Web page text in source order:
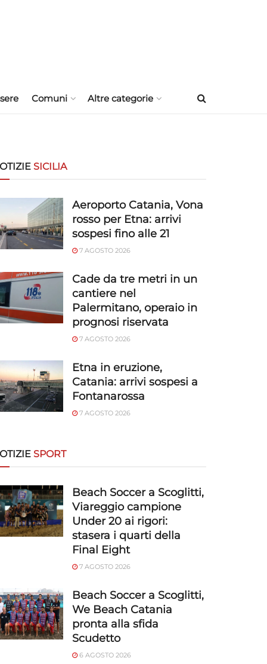
Comuni Altre categorie
SICILIA
Aeroporto Catania, Vona
rosso per Etna: arrivi
sospesi fino alle 21
7 AGOSTO 2026
Cade da tre metri in un
cantiere nel
Palermitano, operaio in
prognosi riservata
7 AGOSTO 2026
Etna in eruzione,
Catania: arrivi sospesi a
Fontanarossa
7 AGOSTO 2026
SPORT
Beach Soccer a Scoglitti,
Viareggio campione
Under 20 ai rigori:
stasera i quarti della
Final Eight
7 AGOSTO 2026
Beach Soccer a Scoglitti,
We Beach Catania
pronta alla sfida
Scudetto
6 AGOSTO 2026